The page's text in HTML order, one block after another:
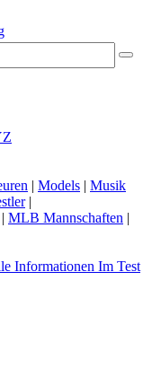
Z
| Models | Musik
|
| MLB Mannschaften |
Informationen Im Test